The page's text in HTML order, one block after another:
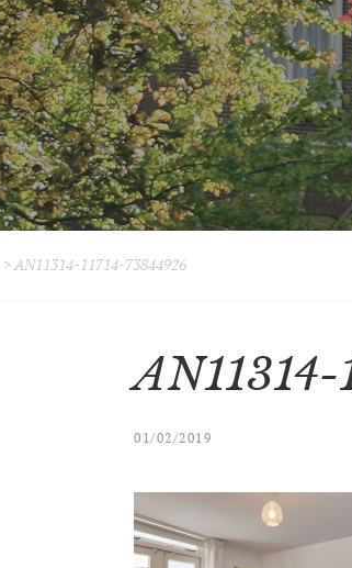
>AN11314-11714-73844926
01/02/2019